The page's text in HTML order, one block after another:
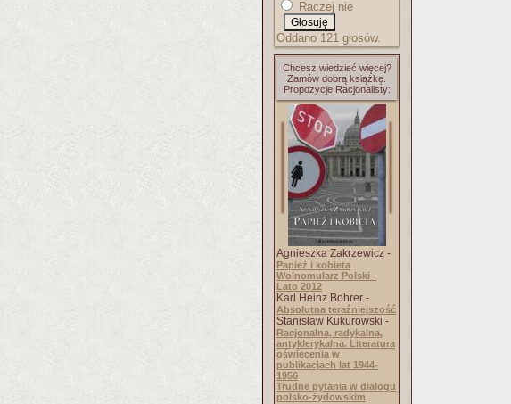
Raczej nie
Oddano 121 głosów.
Chcesz wiedzieć więcej?
Zamów dobrą książkę.
Propozycje Racjonalisty:
Agnieszka Zakrzewicz -
Papież i kobieta
Wolnomularz Polski -
Lato 2012
Karl Heinz Bohrer -
Absolutna teraźniejszość
Stanisław Kukurowski -
Racjonalna, radykalna,
antyklerykalna. Literatura
oświecenia w
publikacjach lat 1944-
1956
Trudne pytania w dialogu
polsko-żydowskim